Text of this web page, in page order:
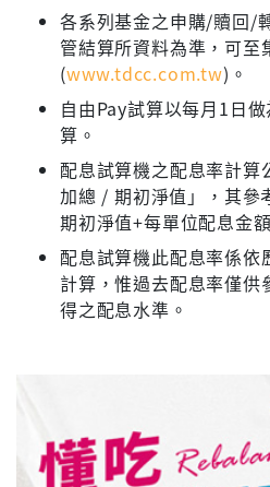
各系列基金之申購/贖回/
管結算所資料為準，可至
(www.tdcc.com.tw)。
自由Pay試算以每月1日
算。
配息試算機之配息率計算
加總 / 期初淨值」，其參
期初淨值+每單位配息金
配息試算機此配息率係依
計算，惟過去配息率僅
得之配息水準。